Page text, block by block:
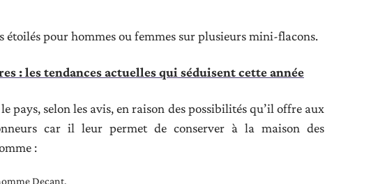
étoilés pour hommes ou femmes sur plusieurs mini-flacons.
: les tendances actuelles qui séduisent cette année
pays, selon les avis, en raison des possibilités qu’il offre aux
car il leur permet de conserver à la maison des
:
Decant,